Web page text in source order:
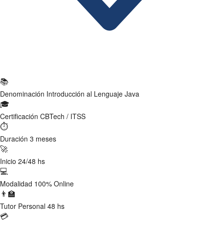
📚
Denominación Introducción al Lenguaje Java
🎓
Certificación CBTech / ITSS
⏱
Duración 3 meses
🚀
Inicio 24/48 hs
💻
Modalidad 100% Online
👨‍🏫
Tutor Personal 48 hs
💳